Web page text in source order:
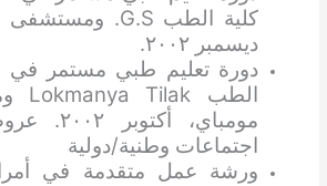
ديسمبر ٢٠٠٢.
دورة تعليم طبي مستمر في
مومباي،
اجتماعات وطنية/دولية